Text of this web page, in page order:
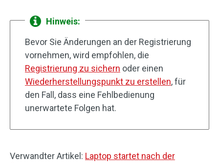
Hinweis:
Bevor Sie Änderungen an der Registrierung
vornehmen, wird empfohlen, die
Registrierung zu sichern oder einen
Wiederherstellungspunkt zu erstellen, für
den Fall, dass eine Fehlbedienung
unerwartete Folgen hat.
Verwandter Artikel: Laptop startet nach der